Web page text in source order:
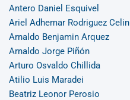
Antero Daniel Esquivel
Ariel Adhemar Rodriguez Celin
Arnaldo Benjamin Arquez
Arnaldo Jorge Piñón
Arturo Osvaldo Chillida
Atilio Luis Maradei
Beatriz Leonor Perosio